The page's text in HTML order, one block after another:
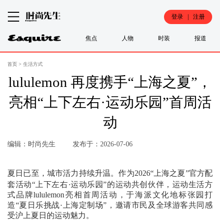
登录 | 注册
焦点 人物 时装 报道
首页 > 生活方式
lululemon 再度携手“上海之夏”，
亮相“上下左右·运动乐园”首周活
动
编辑：时尚先生 发布于：2026-07-06
夏日已至，城市活力持续升温。作为2026“上海之夏”官方配
套活动“上下左右·运动乐园”的运动共创伙伴，运动生活方
式品牌lululemon亮相首周活动，于海派文化地标张园打
造“夏日乐挑战·上海定制场”，邀请市民及全球游客共同感
受沪上夏日的运动魅力。